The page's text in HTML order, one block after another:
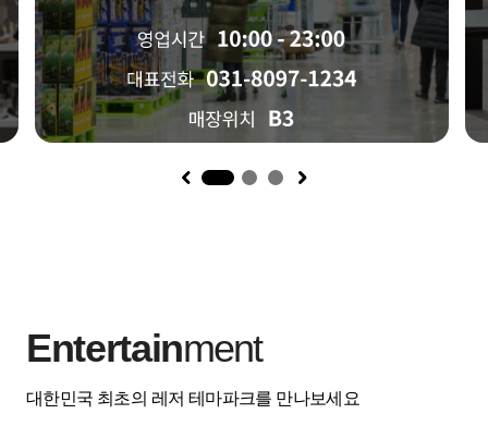
1
Entertainment
대한민국 최초의 레저 테마파크를 만나보세요